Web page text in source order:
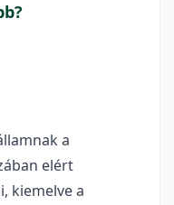
a
elért
kiemelve a